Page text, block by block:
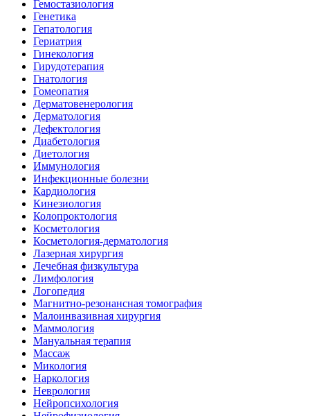
Гемостазиология
Генетика
Гепатология
Гериатрия
Гинекология
Гирудотерапия
Гнатология
Гомеопатия
Дерматовенерология
Дерматология
Дефектология
Диабетология
Диетология
Иммунология
Инфекционные болезни
Кардиология
Кинезиология
Колопроктология
Косметология
Косметология-дерматология
Лазерная хирургия
Лечебная физкультура
Лимфология
Логопедия
Магнитно-резонансная томография
Малоинвазивная хирургия
Маммология
Мануальная терапия
Массаж
Микология
Наркология
Неврология
Нейропсихология